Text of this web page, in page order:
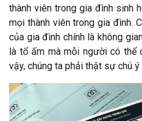
thành viên trong gia đình sinh
mọi thành viên trong gia đình.
của gia đình chính là không
là tổ ấm mà mỗi người có thể
vậy, chúng ta phải thật sự chú